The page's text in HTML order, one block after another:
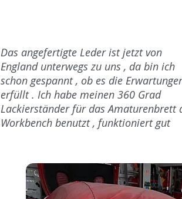
Das angefertigte Leder ist jetzt von
England unterwegs zu uns , da bin ich
schon gespannt , ob es die
erfüllt . Ich habe meinen 360 Grad
Lackierständer für das Amaturenbrett
Workbench benutzt , funktioniert gut